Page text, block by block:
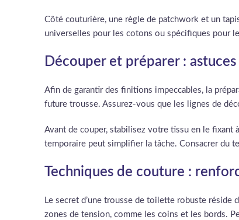
Côté couturière, une règle de patchwork et un
universelles pour les cotons ou spécifiques pour
Découper et préparer :
Afin de garantir des finitions impeccables, la
future trousse. Assurez-vous que les lignes de
Avant de couper, stabilisez votre tissu en le fixant
temporaire peut simplifier la tâche. Consacrer du
Techniques de couture :
Le secret d’une trousse de toilette robuste
zones de tension, comme les coins et les bords.